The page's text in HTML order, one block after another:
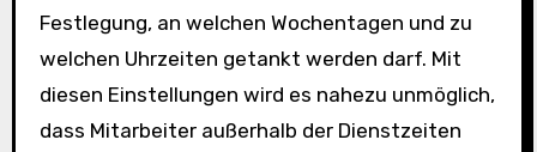
Festlegung, an welchen Wochentagen und zu
welchen Uhrzeiten getankt werden darf. Mit
diesen Einstellungen wird es nahezu unmöglich,
dass Mitarbeiter außerhalb der Dienstzeiten